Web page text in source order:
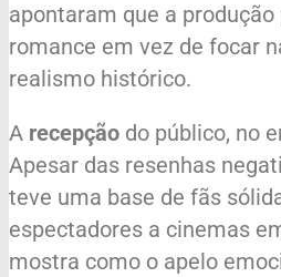
apontaram que a
romance em vez de focar
realismo histórico.
A recepção do público, no
Apesar das resenhas
teve uma base de fãs
espectadores a cinemas
mostra como o apelo